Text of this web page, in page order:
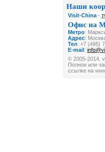
Наши
Visit-China -
Офис на
Метро:
Адрес:
Тел: +7 (495)
E-mail:
© 2005-2014,
Полное или
ссылке на